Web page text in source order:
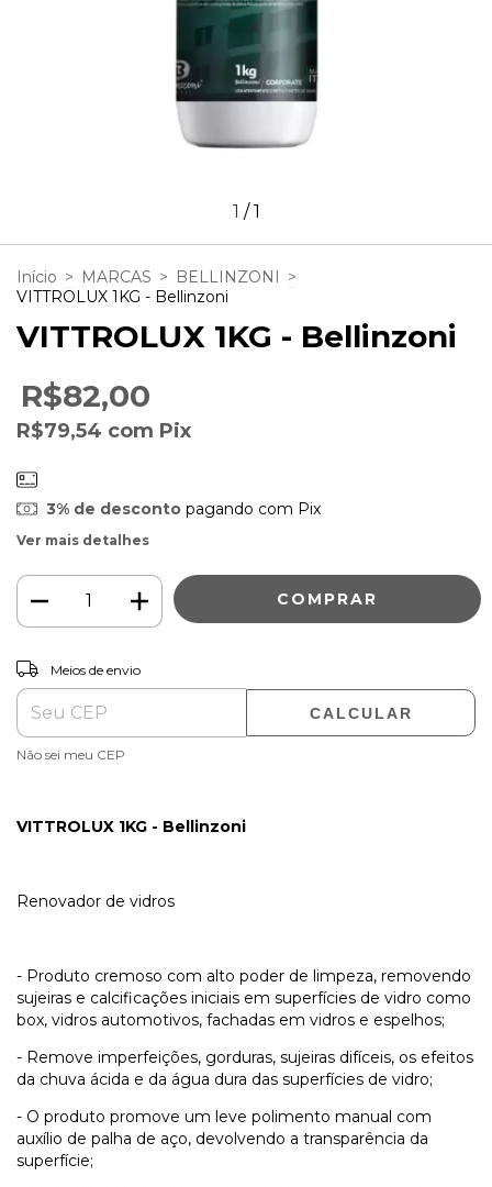
1 /1
Início > MARCAS > BELLINZONI >
VITTROLUX 1KG - Bellinzoni
VITTROLUX 1KG - Bellinzoni
R$82,00
R$79,54 com Pix
3% de descontopagando com Pix
Ver mais detalhes
Entregas para o CEP:
Meios de envio
CALCULAR
Não sei meu CEP
VITTROLUX 1KG - Bellinzoni
Renovador de vidros
- Produto cremoso com alto poder de limpeza, removendo
sujeiras e calcificações iniciais em superfícies de vidro como
box, vidros automotivos, fachadas em vidros e espelhos;
- Remove imperfeições, gorduras, sujeiras difíceis, os efeitos
da chuva ácida e da água dura das superfícies de vidro;
- O produto promove um leve polimento manual com
auxílio de palha de aço, devolvendo a transparência da
superfície;